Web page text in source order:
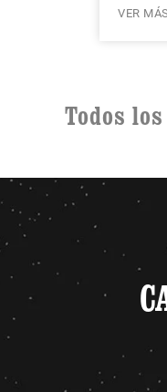
VER MÁS
Todos